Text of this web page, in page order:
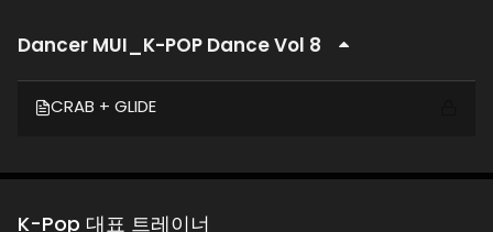
Dancer MUI_K-POP Dance Vol 8
CRAB + GLIDE
K-Pop 대표 트레이너